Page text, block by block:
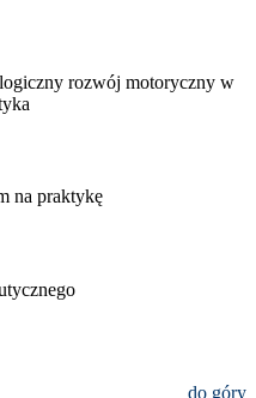
rozwój motoryczny w
na praktykę
do góry